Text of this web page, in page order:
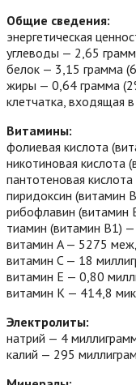
Общие сведения:
энергетическая
углеводы — 2,65
белок — 3,15 грамма
жиры — 0,64 грамма
клетчатка, входящая
Витамины:
фолиевая кислота
никотиновая кислота
пантотеновая
пиридоксин (витамин
рибофлавин (витамин
тиамин (витамин B1)
витамин A — 5275
витамин C — 18
витамин E — 0,80
витамин K — 414,8
Электролиты:
натрий — 4
калий — 295